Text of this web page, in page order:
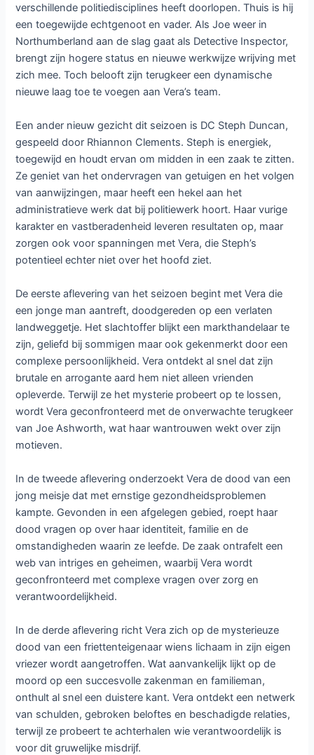
verschillende politiedisciplines heeft doorlopen. Thuis is hij
een toegewijde echtgenoot en vader. Als Joe weer in
Northumberland aan de slag gaat als Detective Inspector,
brengt zijn hogere status en nieuwe werkwijze wrijving met
zich mee. Toch belooft zijn terugkeer een dynamische
nieuwe laag toe te voegen aan Vera’s team.
Een ander nieuw gezicht dit seizoen is DC Steph Duncan,
gespeeld door Rhiannon Clements. Steph is energiek,
toegewijd en houdt ervan om midden in een zaak te zitten.
Ze geniet van het ondervragen van getuigen en het volgen
van aanwijzingen, maar heeft een hekel aan het
administratieve werk dat bij politiewerk hoort. Haar vurige
karakter en vastberadenheid leveren resultaten op, maar
zorgen ook voor spanningen met Vera, die Steph’s
potentieel echter niet over het hoofd ziet.
De eerste aflevering van het seizoen begint met Vera die
een jonge man aantreft, doodgereden op een verlaten
landweggetje. Het slachtoffer blijkt een markthandelaar te
zijn, geliefd bij sommigen maar ook gekenmerkt door een
complexe persoonlijkheid. Vera ontdekt al snel dat zijn
brutale en arrogante aard hem niet alleen vrienden
opleverde. Terwijl ze het mysterie probeert op te lossen,
wordt Vera geconfronteerd met de onverwachte terugkeer
van Joe Ashworth, wat haar wantrouwen wekt over zijn
motieven.
In de tweede aflevering onderzoekt Vera de dood van een
jong meisje dat met ernstige gezondheidsproblemen
kampte. Gevonden in een afgelegen gebied, roept haar
dood vragen op over haar identiteit, familie en de
omstandigheden waarin ze leefde. De zaak ontrafelt een
web van intriges en geheimen, waarbij Vera wordt
geconfronteerd met complexe vragen over zorg en
verantwoordelijkheid.
In de derde aflevering richt Vera zich op de mysterieuze
dood van een friettenteigenaar wiens lichaam in zijn eigen
vriezer wordt aangetroffen. Wat aanvankelijk lijkt op de
moord op een succesvolle zakenman en familieman,
onthult al snel een duistere kant. Vera ontdekt een netwerk
van schulden, gebroken beloftes en beschadigde relaties,
terwijl ze probeert te achterhalen wie verantwoordelijk is
voor dit gruwelijke misdrijf.